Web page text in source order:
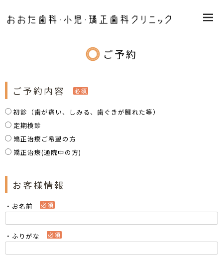
ご予約
ご予約内容
初診（歯が痛い、しみる、歯ぐきが腫れた等）
定期検診
矯正治療ご希望の方
矯正治療(通院中の方)
お客様情報
・お名前
・ふりがな